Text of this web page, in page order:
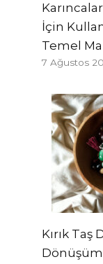
İçin
Temel
7 Ağustos
Kırık Taş